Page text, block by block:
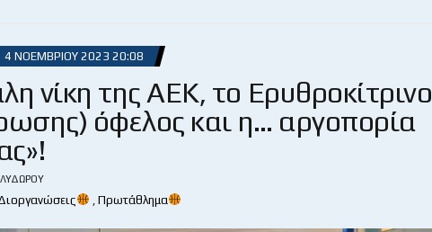
4 ΝΟΕΜΒΡΊΟΥ 2023 20:08
νίκη της ΑΕΚ, το Ερυθροκίτρινο
όφελος και η… αργοπορία
, Πρωτάθλημα